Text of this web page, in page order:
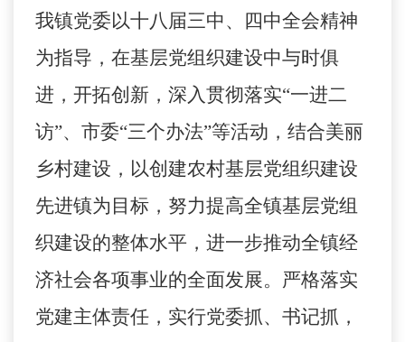
我镇党委以十八届三中、四中全会精神
为指导，在基层党组织建设中与时俱
进，开拓创新，深入贯彻落实“一进二
访”、市委“三个办法”等活动，结合美丽
乡村建设，以创建农村基层党组织建设
先进镇为目标，努力提高全镇基层党组
织建设的整体水平，进一步推动全镇经
济社会各项事业的全面发展。严格落实
党建主体责任，实行党委抓、书记抓，